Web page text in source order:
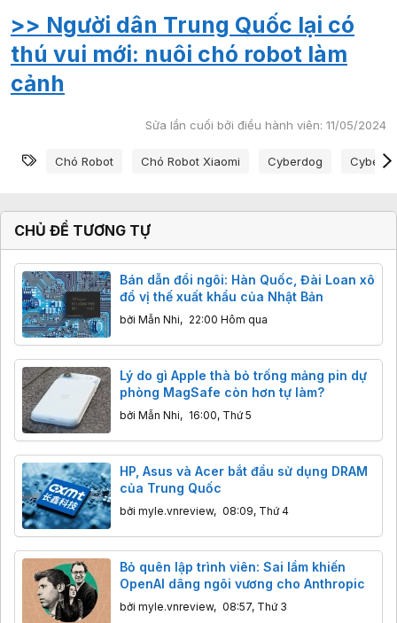
>> Người dân Trung Quốc lại có
thú vui mới: nuôi chó robot làm
cảnh
Sửa lần cuối bởi điều hành viên: 11/05/2024
Từ khóa
Chó Robot Chó Robot Xiaomi Cyberdog
CHỦ ĐỀ TƯƠNG TỰ
Bán dẫn đổi ngôi: Hàn Quốc, Đài Loan xô
đổ vị thế xuất khẩu của Nhật Bản
bởi Mẫn Nhi, 22:00 Hôm qua
Lý do gì Apple thà bỏ trống mảng pin dự
phòng MagSafe còn hơn tự làm?
bởi Mẫn Nhi, 16:00, Thứ 5
HP, Asus và Acer bắt đầu sử dụng DRAM
của Trung Quốc
bởi myle.vnreview, 08:09, Thứ 4
Bỏ quên lập trình viên: Sai lầm khiến
OpenAI dâng ngôi vương cho Anthropic
bởi myle.vnreview, 08:57, Thứ 3